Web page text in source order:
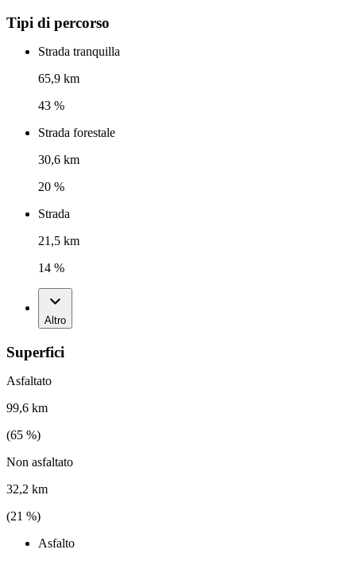
Tipi di percorso
Strada tranquilla
65,9 km
43 %
Strada forestale
30,6 km
20 %
Strada
21,5 km
14 %
Altro
Superfici
Asfaltato
99,6 km
(65 %)
Non asfaltato
32,2 km
(21 %)
Asfalto